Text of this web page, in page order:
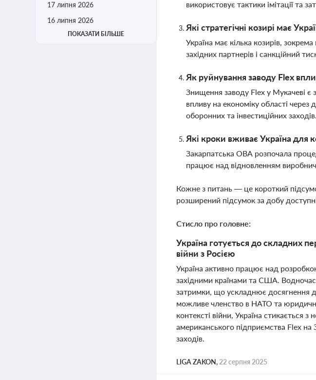
17 липня 2026
16 липня 2026
ПОКАЗАТИ БІЛЬШЕ
використовує тактики імітації та
Які стратегічні козирі має
Україна має кілька козирів,
західних партнерів і санкційний
Як руйнування заводу Flex
Знищення заводу Flex у Мукачеві є
впливу на економіку області
оборонних та інвестиційних заходів.
Які кроки вживає Україна для
Закарпатська ОВА розпочала
працює над відновленням
Кожне з питань — це короткий
розширений підсумок за добу
Стисло про головне:
Україна готується до складних
війни з Росією
Україна активно працює над
західними країнами та США. Водночас,
затримки, що ускладнює досягнення
можливе членство в НАТО та
контексті війни, Україна стикається
американського підприємства Flex на
заходів.
LIGA ZAKON, 22 серпня 2025